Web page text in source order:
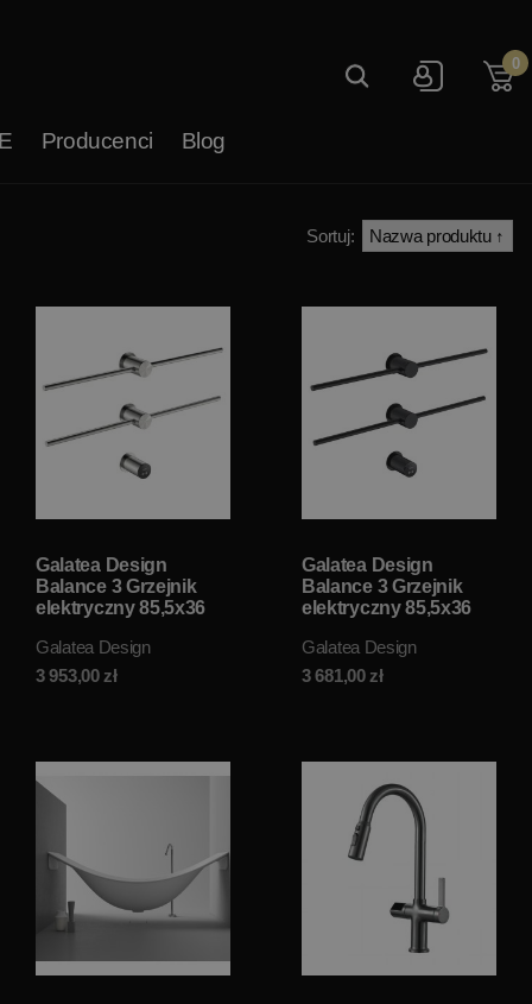
0
Producenci Blog
Sortuj:
Galatea Design
Balance 3 Grzejnik
elektryczny 85,5x36
GDS016BN W
MAGAZYNIE!!
Galatea Design
3 953,00zł
Galatea Design
Balance 3 Grzejnik
elektryczny 85,5x36
GDS016MB W
MAGAZYNIE!!
Galatea Design
3 681,00zł